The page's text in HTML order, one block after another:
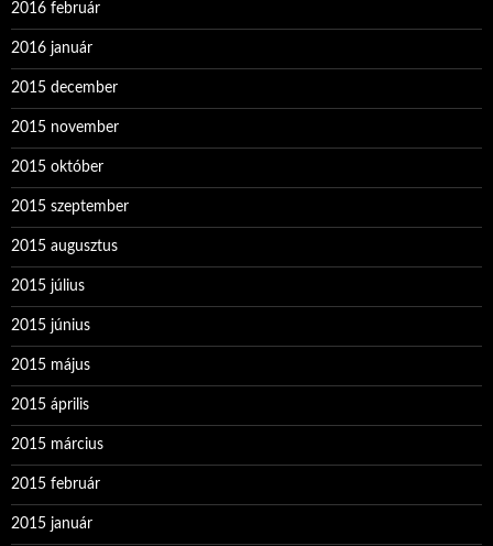
2016 február
2016 január
2015 december
2015 november
2015 október
2015 szeptember
2015 augusztus
2015 július
2015 június
2015 május
2015 április
2015 március
2015 február
2015 január